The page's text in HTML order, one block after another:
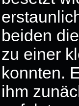
beiden
zu einer
konnten.
ihm